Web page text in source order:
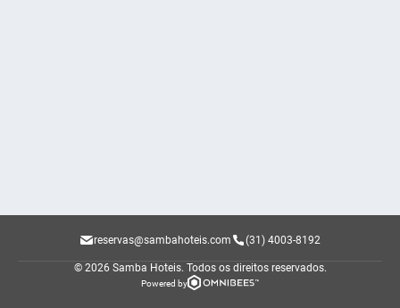
reservas@sambahoteis.com (31) 4003-8192
© 2026 Samba Hoteis. Todos os direitos reservados.
Powered by